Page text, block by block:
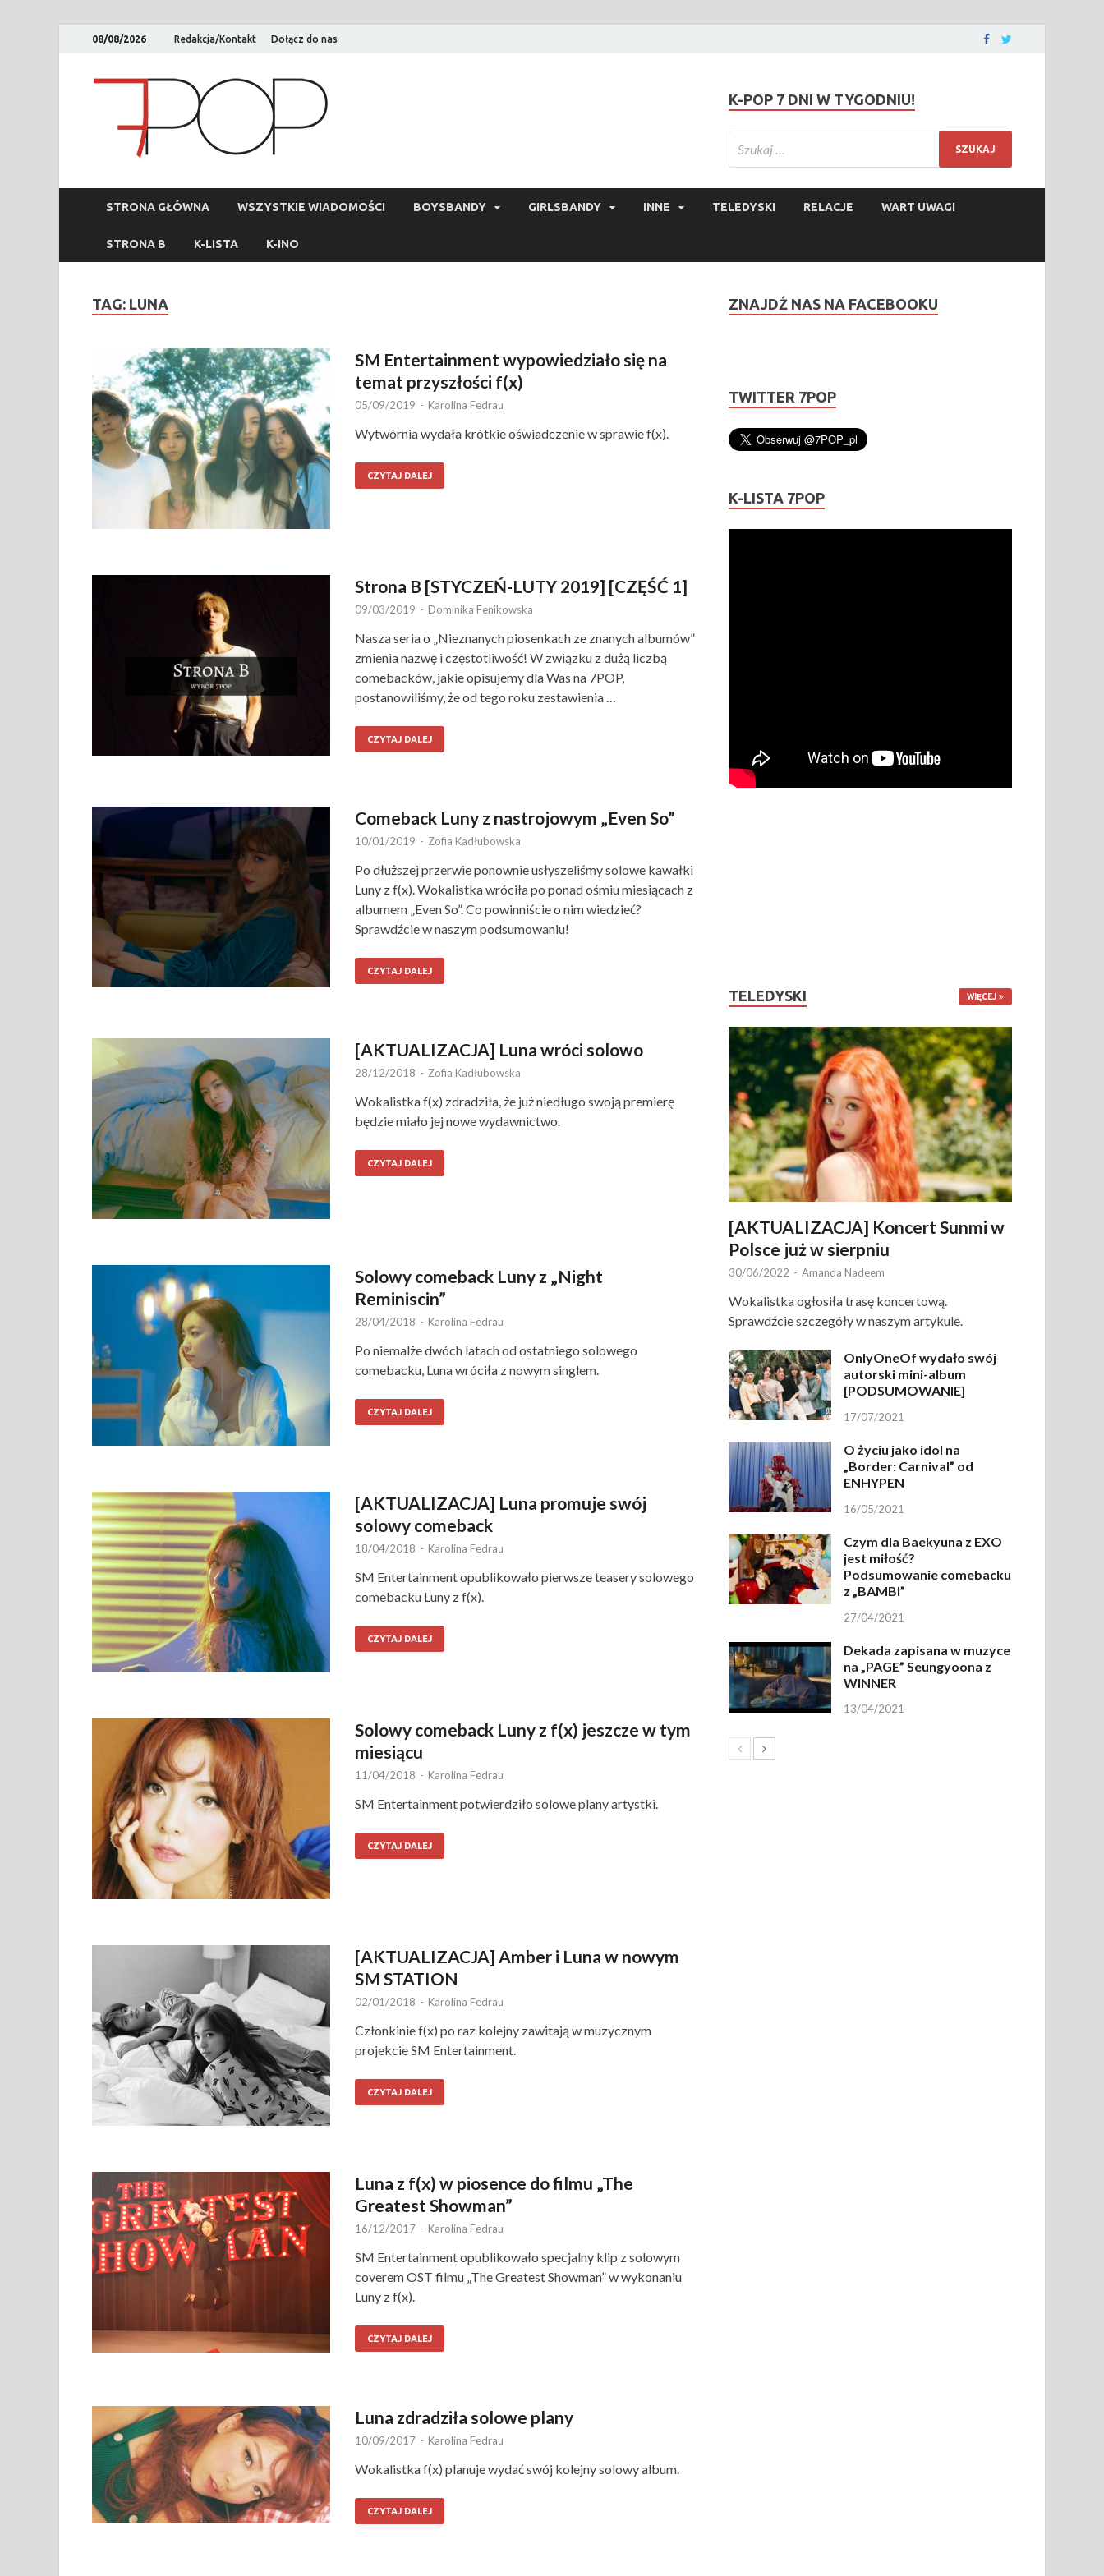
08/08/2026 Redakcja/Kontakt Dołącz do nas
K-POP 7 DNI W TYGODNIU!
STRONA GŁÓWNA WSZYSTKIE WIADOMOŚCI BOYSBANDY GIRLSBANDY INNE TELEDYSKI RELACJE WART UWAGI
STRONA B K-LISTA K-INO
TAG: LUNA
SM Entertainment wypowiedziało się na
temat przyszłości f(x)
05/09/2019 - Karolina Fedrau
Wytwórnia wydała krótkie oświadczenie w sprawie f(x).
CZYTAJ DALEJ
Strona B [STYCZEŃ-LUTY 2019] [CZĘŚĆ 1]
09/03/2019 - Dominika Fenikowska
Nasza seria o „Nieznanych piosenkach ze znanych albumów”
zmienia nazwę i częstotliwość! W związku z dużą liczbą
comebacków, jakie opisujemy dla Was na 7POP,
postanowiliśmy, że od tego roku zestawienia …
CZYTAJ DALEJ
Comeback Luny z nastrojowym „Even So”
10/01/2019 - Zofia Kadłubowska
Po dłuższej przerwie ponownie usłyszeliśmy solowe kawałki
Luny z f(x). Wokalistka wróciła po ponad ośmiu miesiącach z
albumem „Even So”. Co powinniście o nim wiedzieć?
Sprawdźcie w naszym podsumowaniu!
CZYTAJ DALEJ
[AKTUALIZACJA] Luna wróci solowo
28/12/2018 - Zofia Kadłubowska
Wokalistka f(x) zdradziła, że już niedługo swoją premierę
będzie miało jej nowe wydawnictwo.
CZYTAJ DALEJ
Solowy comeback Luny z „Night
Reminiscin”
28/04/2018 - Karolina Fedrau
Po niemalże dwóch latach od ostatniego solowego
comebacku, Luna wróciła z nowym singlem.
CZYTAJ DALEJ
[AKTUALIZACJA] Luna promuje swój
solowy comeback
18/04/2018 - Karolina Fedrau
SM Entertainment opublikowało pierwsze teasery solowego
comebacku Luny z f(x).
CZYTAJ DALEJ
Solowy comeback Luny z f(x) jeszcze w tym
miesiącu
11/04/2018 - Karolina Fedrau
SM Entertainment potwierdziło solowe plany artystki.
CZYTAJ DALEJ
[AKTUALIZACJA] Amber i Luna w nowym
SM STATION
02/01/2018 - Karolina Fedrau
Członkinie f(x) po raz kolejny zawitają w muzycznym
projekcie SM Entertainment.
CZYTAJ DALEJ
Luna z f(x) w piosence do filmu „The
Greatest Showman”
16/12/2017 - Karolina Fedrau
SM Entertainment opublikowało specjalny klip z solowym
coverem OST filmu „The Greatest Showman” w wykonaniu
Luny z f(x).
CZYTAJ DALEJ
Luna zdradziła solowe plany
10/09/2017 - Karolina Fedrau
Wokalistka f(x) planuje wydać swój kolejny solowy album.
CZYTAJ DALEJ
ZNAJDŹ NAS NA FACEBOOKU
TWITTER 7POP
K-LISTA 7POP
TELEDYSKI WIĘCEJ
[AKTUALIZACJA] Koncert Sunmi w
Polsce już w sierpniu
30/06/2022 - Amanda Nadeem
Wokalistka ogłosiła trasę koncertową.
Sprawdźcie szczegóły w naszym artykule.
OnlyOneOf wydało swój
autorski mini-album
[PODSUMOWANIE]
17/07/2021
O życiu jako idol na
„Border: Carnival” od
ENHYPEN
16/05/2021
Czym dla Baekyuna z EXO
jest miłość?
Podsumowanie comebacku
z „BAMBI”
27/04/2021
Dekada zapisana w muzyce
na „PAGE” Seungyoona z
WINNER
13/04/2021